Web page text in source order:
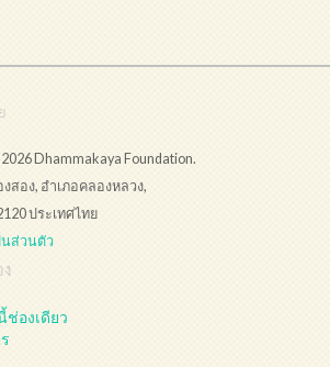
Dhammakaya Foundation.
สอง, อำเภอคลองหลวง,
ประเทศไทย
นส่วนตัว
ช่องเดียว